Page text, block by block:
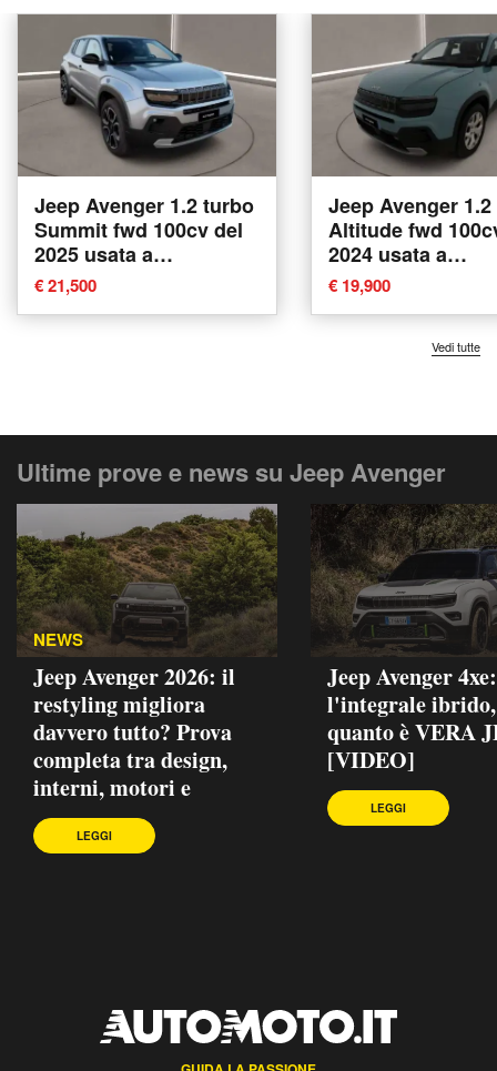
Jeep Avenger 1.2 turbo
Summit fwd 100cv del
2025 usata a
Caltanissetta
€ 21,500
Jeep Avenger
Altitude fwd
2024 usata a
Caltanissetta
€ 19,900
Vedi tutte
Ultime prove e news su Jeep Avenger
NEWS
Jeep Avenger 2026: il
restyling migliora
davvero tutto? Prova
completa tra design,
interni, motori e
LEGGI
Jeep Avenger 4xe:
l'integrale
quanto è VERA
[VIDEO]
LEGGI